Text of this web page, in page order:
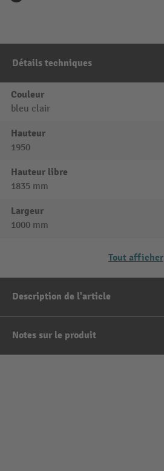
Détails techniques
Couleur
bleu clair
Hauteur
1950
Hauteur libre
1835 mm
Largeur
1000 mm
Tout afficher
Description de l'article
Notes sur le produit